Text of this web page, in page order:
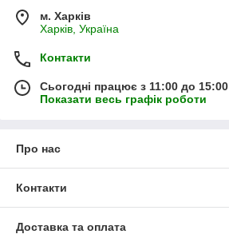
м. Харків
Харків, Україна
Контакти
Сьогодні працює з 11:00 до 15:00
Показати весь графік роботи
Про нас
Контакти
Доставка та оплата